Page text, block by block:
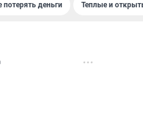
потерять деньги Теплые и